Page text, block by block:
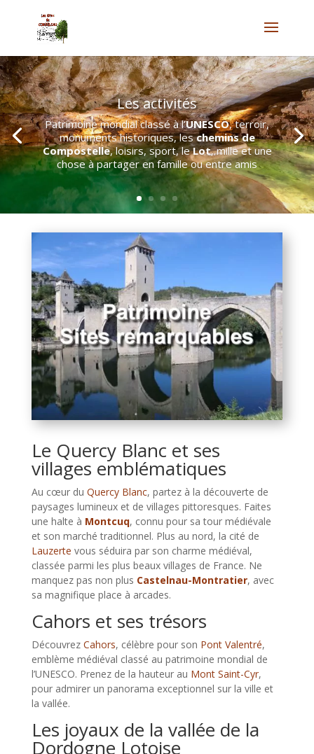
Les activités
Patrimoine mondial classé à l’UNESCO, terroir,
monuments historiques, leschemins de
Compostelle, loisirs, sport, leLot, mille et une
chose à partager en famille ou entre amis
Quercy
Dordogne
AOC du
Quercy
Cahors AOC
truffes de Lalbenque les melons
du Quercy Blanc
recettes
Le Quercy Blanc et ses
villages emblématiques
Au cœur du Quercy Blanc, partez à la découverte de
paysages lumineux et de villages pittoresques. Faites
une halte à Montcuq, connu pour sa tour médiévale
et son marché traditionnel. Plus au nord, la cité de
Lauzerte vous séduira par son charme médiéval,
classée parmi les plus beaux villages de France. Ne
manquez pas non plus Castelnau-Montratier, avec
sa magnifique place à arcades.
Cahors et ses trésors
Découvrez Cahors, célèbre pour son Pont Valentré,
emblème médiéval classé au patrimoine mondial de
l’UNESCO. Prenez de la hauteur au Mont Saint-Cyr,
pour admirer un panorama exceptionnel sur la ville et
la vallée.
Les joyaux de la vallée de la
Dordogne Lotoise